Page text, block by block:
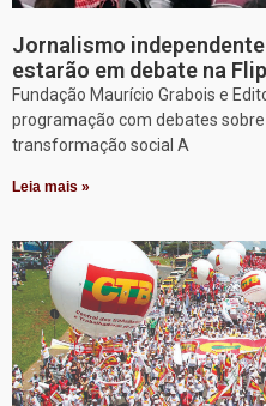
Jornalismo
estarão em debate na
Fundação Maurício Grabois e
programação com debates
transformação social A
Leia mais »